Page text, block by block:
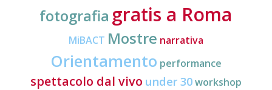
fotografia gratis a Roma
MiBACT Mostre narrativa
Orientamento performance
spettacolo dal vivo under 30workshop